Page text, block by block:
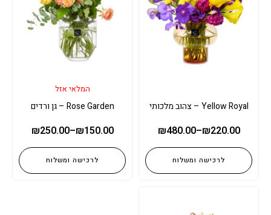
Yellow Royal – צהוב מלכותי
₪220.00
–
₪480.00
לרכישה ומשלוח
המלאי אזל
Rose Garden – גן ורדים
₪150.00
–
₪250.00
לרכישה ומשלוח